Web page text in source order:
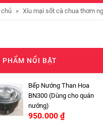
chủ » Xíu mại sốt cà chua thơm
PHẨM NỔI BẬT
Bếp Nướng Than Hoa
BN300 (Dùng cho quán
nướng)
950.000 ₫